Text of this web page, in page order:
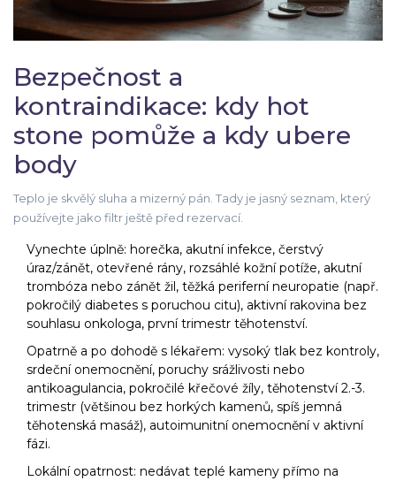
Bezpečnost a
kontraindikace: kdy hot
stone pomůže a kdy ubere
body
Teplo je skvělý sluha a mizerný pán. Tady je jasný seznam, který
používejte jako filtr ještě před rezervací.
Vynechte úplně: horečka, akutní infekce, čerstvý
úraz/zánět, otevřené rány, rozsáhlé kožní potíže, akutní
trombóza nebo zánět žil, těžká periferní neuropatie (např.
pokročilý diabetes s poruchou citu), aktivní rakovina bez
souhlasu onkologa, první trimestr těhotenství.
Opatrně a po dohodě s lékařem: vysoký tlak bez kontroly,
srdeční onemocnění, poruchy srážlivosti nebo
antikoagulancia, pokročilé křečové žíly, těhotenství 2.-3.
trimestr (většinou bez horkých kamenů, spíš jemná
těhotenská masáž), autoimunitní onemocnění v aktivní
fázi.
Lokální opatrnost: nedávat teplé kameny přímo na